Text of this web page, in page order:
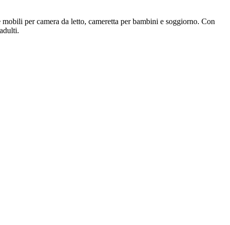
per camera da letto, cameretta per bambini e soggiorno. Con